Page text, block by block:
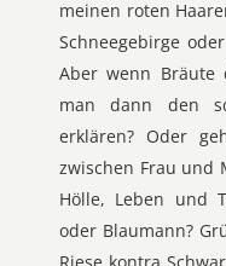
meinen roten
Schneegebirge
Aber wenn Bräute
man dann den
erklären? Oder
zwischen Frau und
Hölle, Leben und
oder Blaumann?